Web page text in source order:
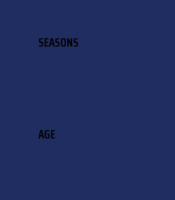
SEASONS
AGE